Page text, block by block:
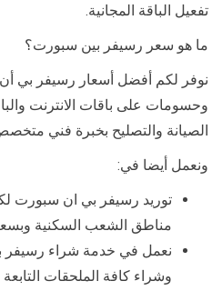
تفعيل الباقة المجانية.
ما هو سعر رسيفر بين سبورت؟
نوفر لكم أفضل أسعار رسيفر بي
وحسومات على باقات الانترنت
الصيانة والتصليح بخبرة فني
ونعمل أيضا في:
توريد رسيفر بي ان سبورت
مناطق الشعب السكنية
نعمل في خدمة شراء
وشراء كافة الملحقات